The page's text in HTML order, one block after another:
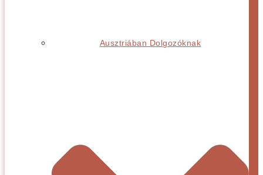
Ausztriában Dolgozóknak